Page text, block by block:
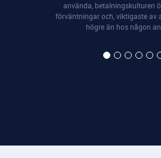
använda, betalningskulturen
förväntningar och, viktigaste av
högre än hos någon